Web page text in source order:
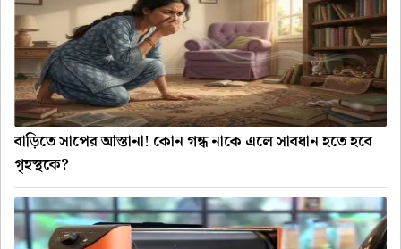
বাড়িতে সাপের আস্তানা! কোন গন্ধ নাকে এলে সাবধান হতে হবে
গৃহস্থকে?